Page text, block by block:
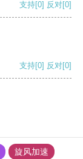
支持[0] 反对[0]
支持[0] 反对[0]
旋风加速